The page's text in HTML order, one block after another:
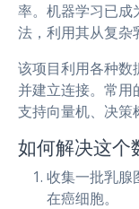
率。机器学习已成
法，利用其从复杂
该项目利用各种数
并建立连接。常用
支持向量机、决策
如何解决这个
收集一批乳腺
在癌细胞。